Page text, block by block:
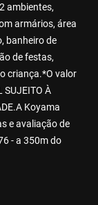
ambientes,
armários, área
banheiro de
de festas,
criança.*O valor
À
Koyama
e avaliação de
- a 350m do